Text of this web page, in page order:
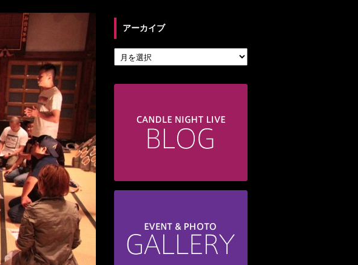
アーカイブ
アーカイブ